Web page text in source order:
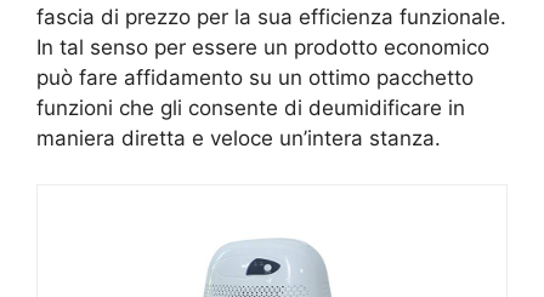
fascia di prezzo per la sua efficienza funzionale.
In tal senso per essere un prodotto economico
può fare affidamento su un ottimo pacchetto
funzioni che gli consente di deumidificare in
maniera diretta e veloce un’intera stanza.